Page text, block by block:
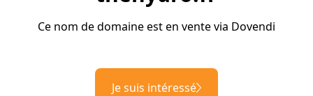
Ce nom de domaine est en vente via Dovendi
Je suis intéressé